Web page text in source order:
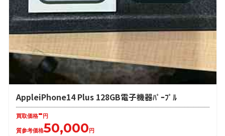
AppleiPhone14 Plus 128GB電子機器ﾊﾟｰﾌﾟﾙ
買取価格-円
質参考価格50,000円